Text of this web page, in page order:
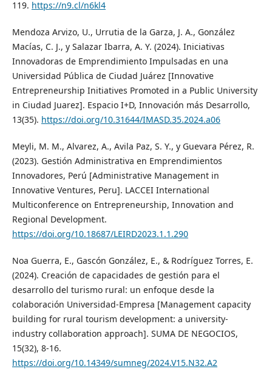
119. https://n9.cl/n6kl4
Mendoza Arvizo, U., Urrutia de la Garza, J. A., González
Macías, C. J., y Salazar Ibarra, A. Y. (2024). Iniciativas
Innovadoras de Emprendimiento Impulsadas en una
Universidad Pública de Ciudad Juárez [Innovative
Entrepreneurship Initiatives Promoted in a Public University
in Ciudad Juarez]. Espacio I+D, Innovación más Desarrollo,
13(35). https://doi.org/10.31644/IMASD.35.2024.a06
Meyli, M. M., Alvarez, A., Avila Paz, S. Y., y Guevara Pérez, R.
(2023). Gestión Administrativa en Emprendimientos
Innovadores, Perú [Administrative Management in
Innovative Ventures, Peru]. LACCEI International
Multiconference on Entrepreneurship, Innovation and
Regional Development.
https://doi.org/10.18687/LEIRD2023.1.1.290
Noa Guerra, E., Gascón González, E., & Rodríguez Torres, E.
(2024). Creación de capacidades de gestión para el
desarrollo del turismo rural: un enfoque desde la
colaboración Universidad-Empresa [Management capacity
building for rural tourism development: a university-
industry collaboration approach]. SUMA DE NEGOCIOS,
15(32), 8-16.
https://doi.org/10.14349/sumneg/2024.V15.N32.A2